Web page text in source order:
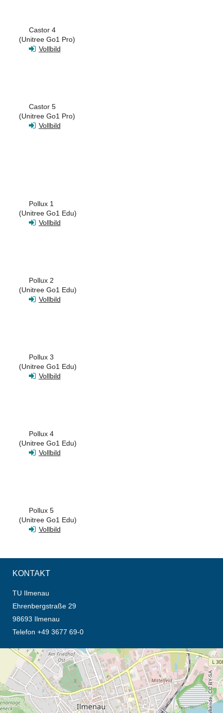
Castor 4
(Unitree Go1 Pro)
Vollbild
Castor 5
(Unitree Go1 Pro)
Vollbild
Pollux 1
(Unitree Go1 Edu)
Vollbild
Pollux 2
(Unitree Go1 Edu)
Vollbild
Pollux 3
(Unitree Go1 Edu)
Vollbild
Pollux 4
(Unitree Go1 Edu)
Vollbild
Pollux 5
(Unitree Go1 Edu)
Vollbild
KONTAKT
TU Ilmenau
Ehrenbergstraße 29
98693 Ilmenau
Telefon +49 3677 69-0
Öffnet die Anfahrtsbeschreibung in neuem Tab (Karte)